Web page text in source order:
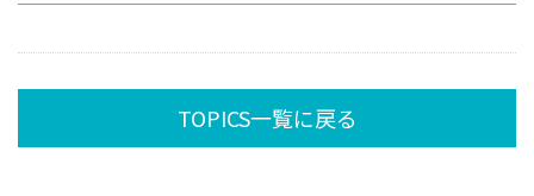
TOPICS一覧に戻る